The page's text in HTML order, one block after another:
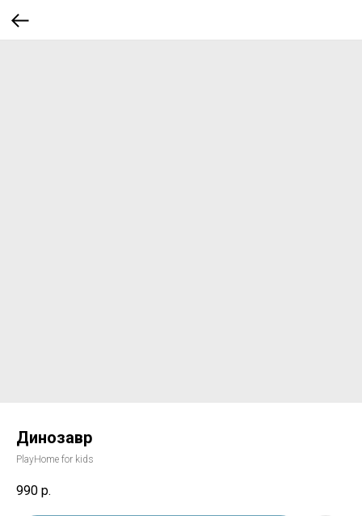
Динозавр
PlayHome for kids
990 р.